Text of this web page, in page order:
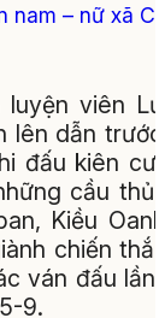
nam – nữ xã
viên
lên dẫn
đấu kiên
cầu thủ
Kiều
chiến
ván đấu lần
9.